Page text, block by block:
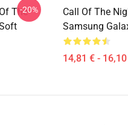
The-20%
Call Of The
Samsung
14,81 € -